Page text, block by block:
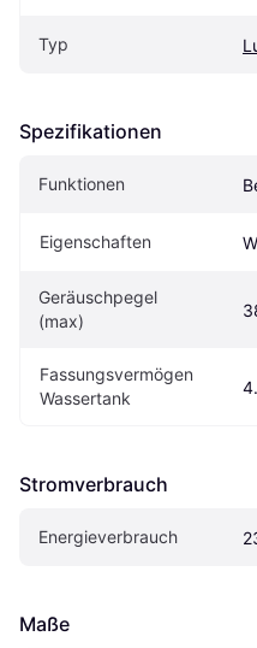
Typ
Spezifikationen
Funktionen
Eigenschaften
Geräuschpegel
(max)
Fassungsvermögen
Wassertank
Stromverbrauch
Energieverbrauch
Maße